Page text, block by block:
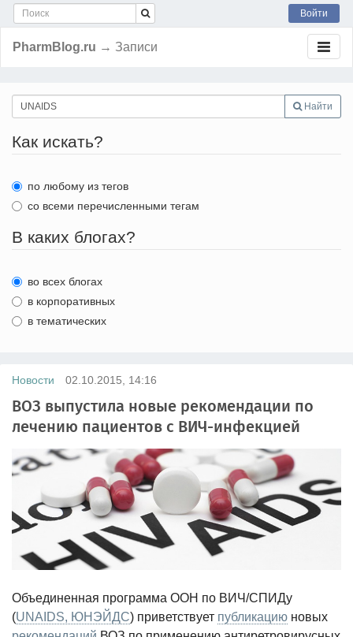
Войти
PharmBlog.ru → Записи
Найти
Как искать?
по любому из тегов
со всеми перечисленными тегам
В каких блогах?
во всех блогах
в корпоративных
в тематических
Новости 02.10.2015, 14:16
ВОЗ выпустила новые рекомендации по
лечению пациентов с ВИЧ-инфекцией
Объединенная программа ООН по ВИЧ/СПИДу
(UNAIDS, ЮНЭЙДС) приветствует публикацию новых